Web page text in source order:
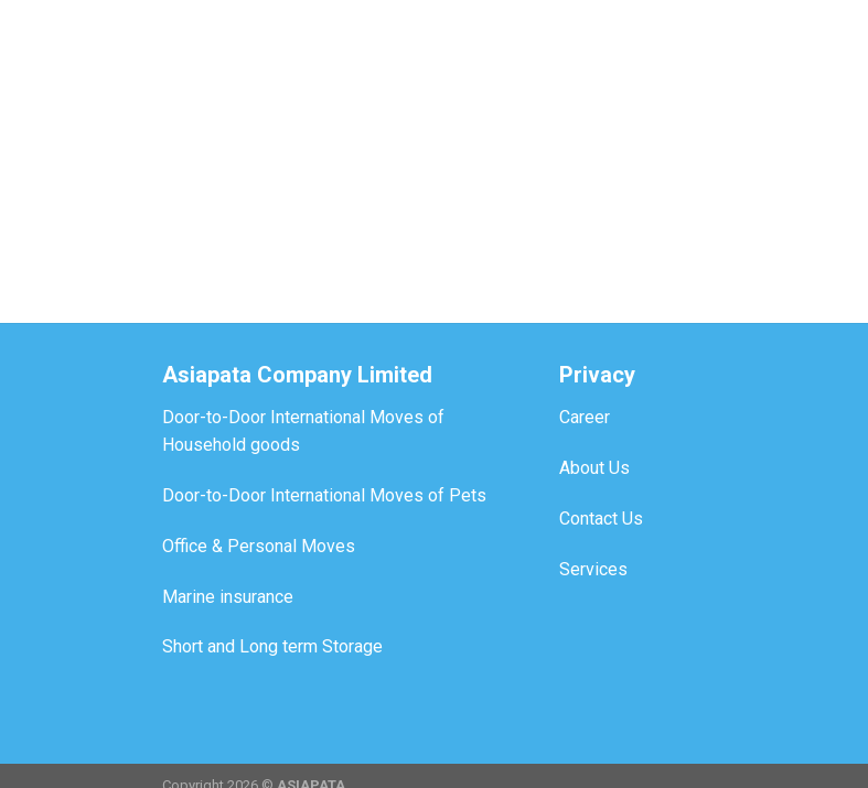
Asiapata Company Limited
Door-to-Door International Moves of
Household goods
Door-to-Door International Moves of Pets
Office & Personal Moves
Marine insurance
Short and Long term Storage
Privacy
Career
About Us
Contact Us
Services